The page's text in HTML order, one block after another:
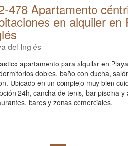
478 Apartamento
en alquiler en
del Inglés
apartamento para alquilar en
dobles, baño con ducha,
Ubicado en un complejo muy bien
24h, cancha de tenis, bar-piscina
bares y zonas comerciales.